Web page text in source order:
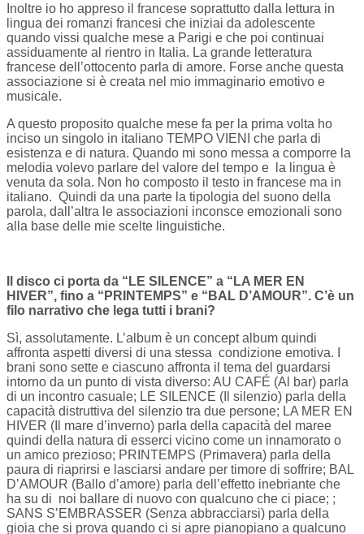
Inoltre io ho appreso il francese soprattutto dalla lettura in
lingua dei romanzi francesi che iniziai da adolescente
quando vissi qualche mese a Parigi e che poi continuai
assiduamente al rientro in Italia. La grande letteratura
francese dell’ottocento parla di amore. Forse anche questa
associazione si è creata nel mio immaginario emotivo e
musicale.
A questo proposito qualche mese fa per la prima volta ho
inciso un singolo in italiano TEMPO VIENI che parla di
esistenza e di natura. Quando mi sono messa a comporre la
melodia volevo parlare del valore del tempo e la lingua è
venuta da sola. Non ho composto il testo in francese ma in
italiano. Quindi da una parte la tipologia del suono della
parola, dall’altra le associazioni inconsce emozionali sono
alla base delle mie scelte linguistiche.
Il disco ci porta da “LE SILENCE” a “LA MER EN
HIVER”, fino a “PRINTEMPS” e “BAL D’AMOUR”. C’è un
filo narrativo che lega tutti i brani?
Sì, assolutamente. L’album è un concept album quindi
affronta aspetti diversi di una stessa condizione emotiva. I
brani sono sette e ciascuno affronta il tema del guardarsi
intorno da un punto di vista diverso: AU CAFÉ (Al bar) parla
di un incontro casuale; LE SILENCE (Il silenzio) parla della
capacità distruttiva del silenzio tra due persone; LA MER EN
HIVER (Il mare d’inverno) parla della capacità del maree
quindi della natura di esserci vicino come un innamorato o
un amico prezioso; PRINTEMPS (Primavera) parla della
paura di riaprirsi e lasciarsi andare per timore di soffrire; BAL
D’AMOUR (Ballo d’amore) parla dell’effetto inebriante che
ha su di noi ballare di nuovo con qualcuno che ci piace; ;
SANS S’EMBRASSER (Senza abbracciarsi) parla della
gioia che si prova quando ci si apre pianopiano a qualcuno